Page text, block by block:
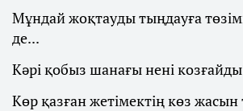
Мұндай жоқтауды тыңдауға
де...
Кәрі қобыз шанағы нені
Көр қазған жетімектің көз жасын